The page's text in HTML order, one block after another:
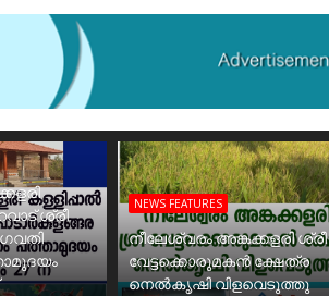
ശ്രീ
NEWS FEATURES
നീലേശ്വരം അങ്കക്കളരി ശ്രീ
വേട്ടക്കൊരുമകൻ ക്ഷേത്ര
നെൽകൃഷി വിളവെടുത്തു